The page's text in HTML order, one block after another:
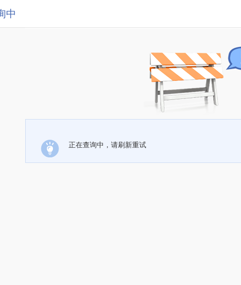
中
正在查询中，请刷新重试